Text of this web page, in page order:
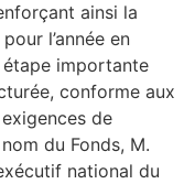
ainsi la
l’année en
importante
conforme aux
de
du Fonds, M.
national du